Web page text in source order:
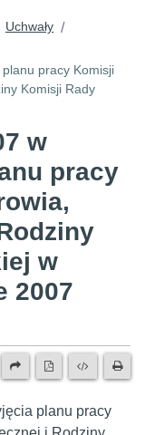
Uchwały /
pracy Komisji
w
pracy
w
2007
planu pracy